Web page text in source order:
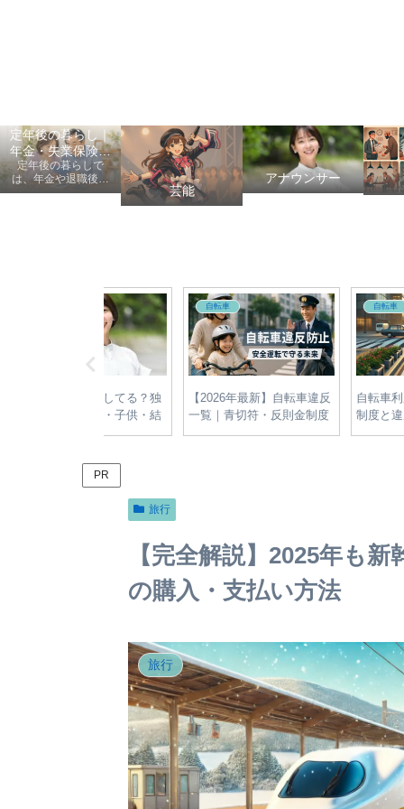
定年後の暮らし｜
年金・失業保険・
健康保険の手続き
定年後の暮らしで
は、年金や退職後の
手続き、健康保険、
芸能
アナウンサー
自転車
【2026年最新】自転車違反
一覧｜青切符・反則金制度
と安全指導の全知識
自転車
自転車利用者必見！青
制度と違反行為の罰金
【2024年版】
PR
旅行
【完全解説】2025年も
の購入・支払い方法
旅行